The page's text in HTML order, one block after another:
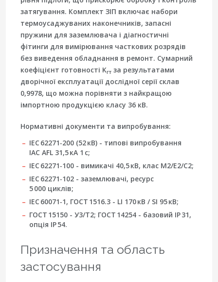
затягування. Комплект ЗІП включає набори
термоусаджуваних наконечників, запасні
пружини для заземлювача і діагностичні
фітинги для вимірювання часткових розрядів
без виведення обладнання в ремонт. Сумарний
коефіцієнт готовності Kгт за результатами
дворічної експлуатації дослідної серії склав
0,9978, що можна порівняти з найкращою
імпортною продукцією класу 36 кВ.
Нормативні документи та випробування:
IEC 62271‑200 (52 кВ) - типові випробування
IAC AFL 31,5 кА 1 с;
IEC 62271‑100 - вимикачі 40,5 кВ, клас M2/E2/C2;
IEC 62271‑102 - заземлювачі, ресурс
5 000 циклів;
IEC 60071‑1, ГОСТ 1516.3 - LI 170 кВ / SI 95 кВ;
ГОСТ 15150 - У3/Т2; ГОСТ 14254 - базовий IP 31,
опція IP 54.
Призначення та область
застосування